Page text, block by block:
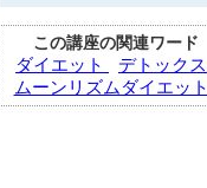
この講座の関連ワード
ダイエット
デトックス
ムーンリズムダイエット